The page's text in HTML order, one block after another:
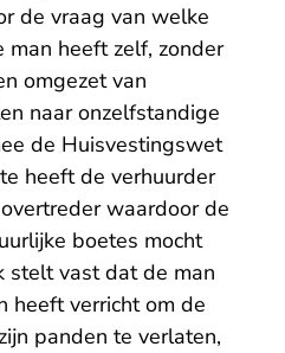
de vraag van welke
man heeft zelf, zonder
omgezet van
naar onzelfstandige
de Huisvestingswet
heeft de verhuurder
waardoor de
boetes mocht
stelt vast dat de man
heeft verricht om de
panden te verlaten,